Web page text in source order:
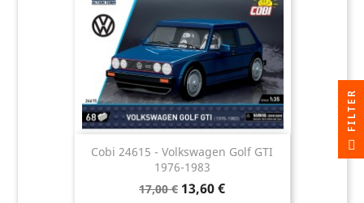
Cobi 24615 - Volkswagen Golf GTI
1976-1983
17,00 € 13,60 €
R